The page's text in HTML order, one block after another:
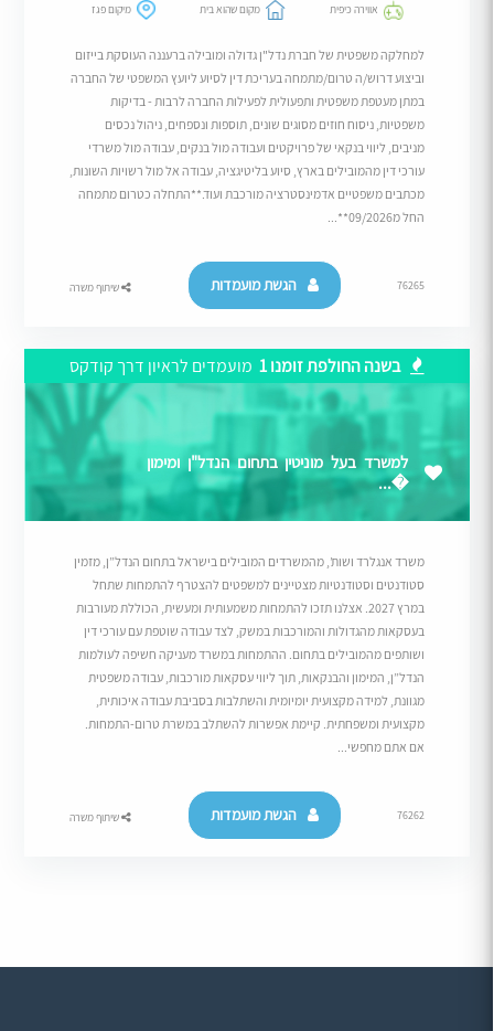
אווירה כיפית מקום שהוא בית מיקום פגז
למחלקה משפטית של חברת נדל"ן גדולה ומובילה ברעננה העוסקת בייזום
וביצוע דרוש/ה טרום/מתמחה בעריכת דין לסיוע ליועץ המשפטי של החברה
במתן מעטפת משפטית ותפעולית לפעילות החברה לרבות - בדיקות
משפטיות, ניסוח חוזים מסוגים שונים, תוספות ונספחים, ניהול נכסים
מניבים, ליווי בנקאי של פרויקטים ועבודה מול בנקים, עבודה מול משרדי
עורכי דין מהמובילים בארץ, סיוע בליטיגציה, עבודה אל מול רשויות השונות,
מכתבים משפטיים אדמינסטרציה מורכבת ועוד.**התחלה כטרום מתמחה
החל מ09/2026**...
76265 הגשת מועמדות שיתוף משרה
בשנה החולפת זומנו 1 מועמדים לראיון דרך קודקס
למשרד בעל מוניטין בתחום הנדל"ן ומימון
�...
משרד אנגלרד ושות’, מהמשרדים המובילים בישראל בתחום הנדל”ן, מזמין
סטודנטים וסטודנטיות מצטיינים למשפטים להצטרף להתמחות שתחל
במרץ 2027. אצלנו תזכו להתמחות משמעותית ומעשית, הכוללת מעורבות
בעסקאות מהגדולות והמורכבות במשק, לצד עבודה שוטפת עם עורכי דין
ושותפים מהמובילים בתחום. ההתמחות במשרד מעניקה חשיפה לעולמות
הנדל”ן, המימון והבנקאות, תוך ליווי עסקאות מורכבות, עבודה משפטית
מגוונת, למידה מקצועית יומיומית והשתלבות בסביבת עבודה איכותית,
מקצועית ומשפחתית. קיימת אפשרות להשתלב במשרת טרום-התמחות.
אם אתם מחפשי...
76262 הגשת מועמדות שיתוף משרה